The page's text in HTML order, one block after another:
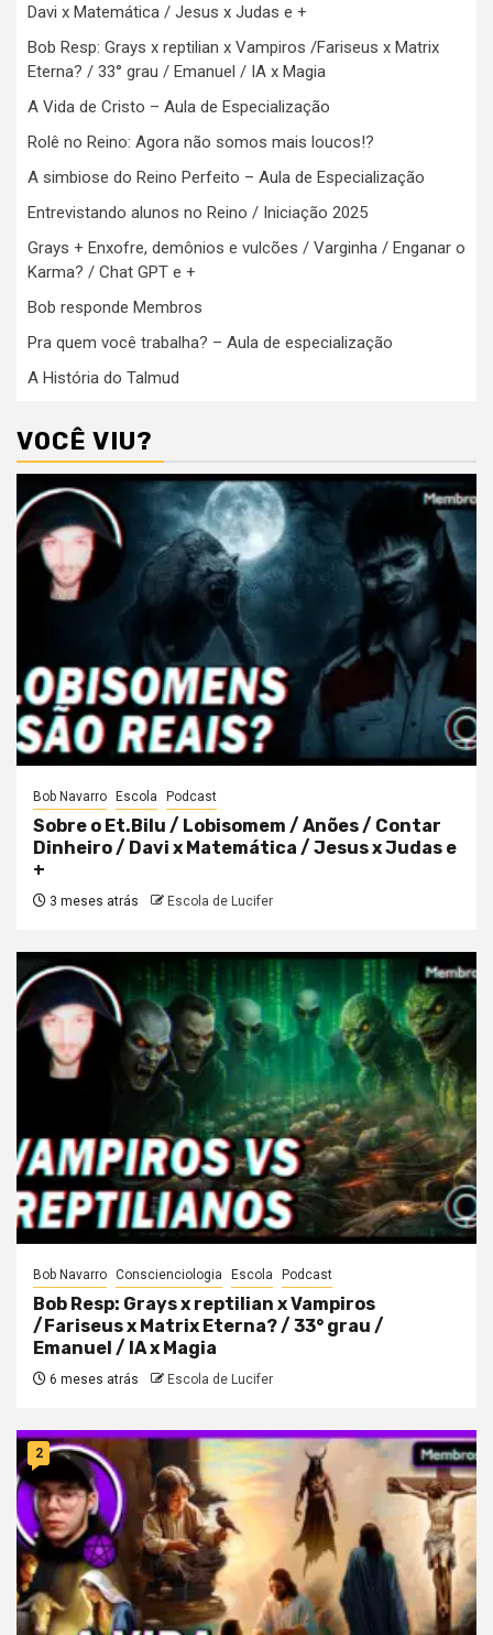
Davi x Matemática / Jesus x Judas e +
Bob Resp: Grays x reptilian x Vampiros /Fariseus x Matrix
Eterna? / 33° grau / Emanuel / IA x Magia
A Vida de Cristo – Aula de Especialização
Rolê no Reino: Agora não somos mais loucos!?
A simbiose do Reino Perfeito – Aula de Especialização
Entrevistando alunos no Reino / Iniciação 2025
Grays + Enxofre, demônios e vulcões / Varginha / Enganar o
Karma? / Chat GPT e +
Bob responde Membros
Pra quem você trabalha? – Aula de especialização
A História do Talmud
VOCÊ VIU?
Bob Navarro Escola Podcast
Sobre o Et.Bilu / Lobisomem / Anões / Contar
Dinheiro / Davi x Matemática / Jesus x Judas e
+
3 meses atrás Escola de Lucifer
Bob Navarro Conscienciologia Escola Podcast
Bob Resp: Grays x reptilian x Vampiros
/Fariseus x Matrix Eterna? / 33° grau /
Emanuel / IA x Magia
6 meses atrás Escola de Lucifer
2